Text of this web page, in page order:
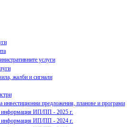
услуги
жалби и сигнали
инвестиционни предложения, планове и програми
ИП/ПП - 2025 г.
ИП/ПП - 2024 г.